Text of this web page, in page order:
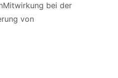
bei der
von